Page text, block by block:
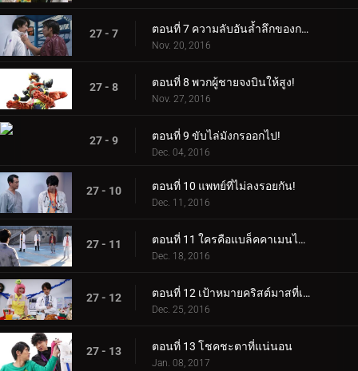
27 - 7 ตอนที่ 7 ความลับอันล้ำลึกของการโกหกบางอย่าง
Nov. 20, 2016
27 - 8 ตอนที่ 8 พวกผู้ชายจงบินให้สูง!
Nov. 27, 2016
27 - 9 ตอนที่ 9 ขับไล่มังกรออกไป!
Dec. 04, 2016
27 - 10 ตอนที่ 10 แพทย์ที่ไม่ลงรอยกัน!
Dec. 11, 2016
27 - 11 ตอนที่ 11 ใครคือแบล็คคาเมนไรเดอร์?
Dec. 18, 2016
27 - 12 ตอนที่ 12 เป้าหมายคริสต์มาสที่เต็มไปด้วยหิมะ!
Dec. 25, 2016
27 - 13 ตอนที่ 13 โชคชะตาที่แน่นอน
Jan. 08, 2017